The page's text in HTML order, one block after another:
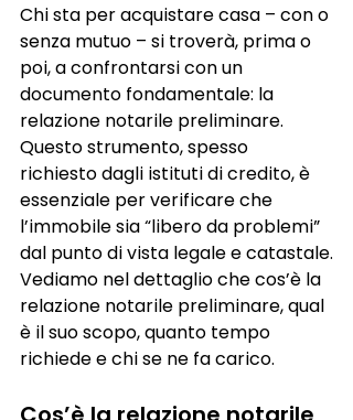
Chi sta per acquistare casa – con o
senza mutuo – si troverà, prima o
poi, a confrontarsi con un
documento fondamentale: la
relazione notarile preliminare.
Questo strumento, spesso
richiesto dagli istituti di credito, è
essenziale per verificare che
l’immobile sia “libero da problemi”
dal punto di vista legale e catastale.
Vediamo nel dettaglio che cos’è la
relazione notarile preliminare, qual
è il suo scopo, quanto tempo
richiede e chi se ne fa carico.